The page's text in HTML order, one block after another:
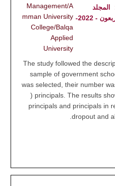
Management/A
mman University
College/Balqa
Applied
University
المجلد
الخامس - الإصدار الثالث والأربعون - 2022-
The study followed the
sample of government
was selected, their number
) principals. The results
principals and principals in
dropout and